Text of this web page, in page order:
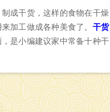
成干货，这样的食物在干燥
加工做成各种美食了。 干货
是小编建议家中常备十种干